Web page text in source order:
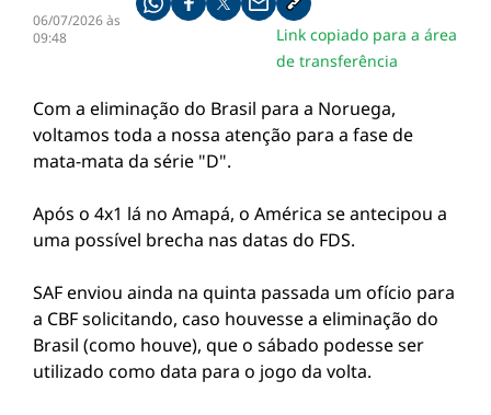
06/07/2026 às
09:48
Compartilhe pelo whatsapp
Compartilhar no facebook
Compartilhar no twitter
Compartilhe pelo email
Copiar link da notícia
Link copiado para a área
de transferência
Com a eliminação do Brasil para a Noruega,
voltamos toda a nossa atenção para a fase de
mata-mata da série "D".
Após o 4x1 lá no Amapá, o América se antecipou a
uma possível brecha nas datas do FDS.
SAF enviou ainda na quinta passada um ofício para
a CBF solicitando, caso houvesse a eliminação do
Brasil (como houve), que o sábado podesse ser
utilizado como data para o jogo da volta.